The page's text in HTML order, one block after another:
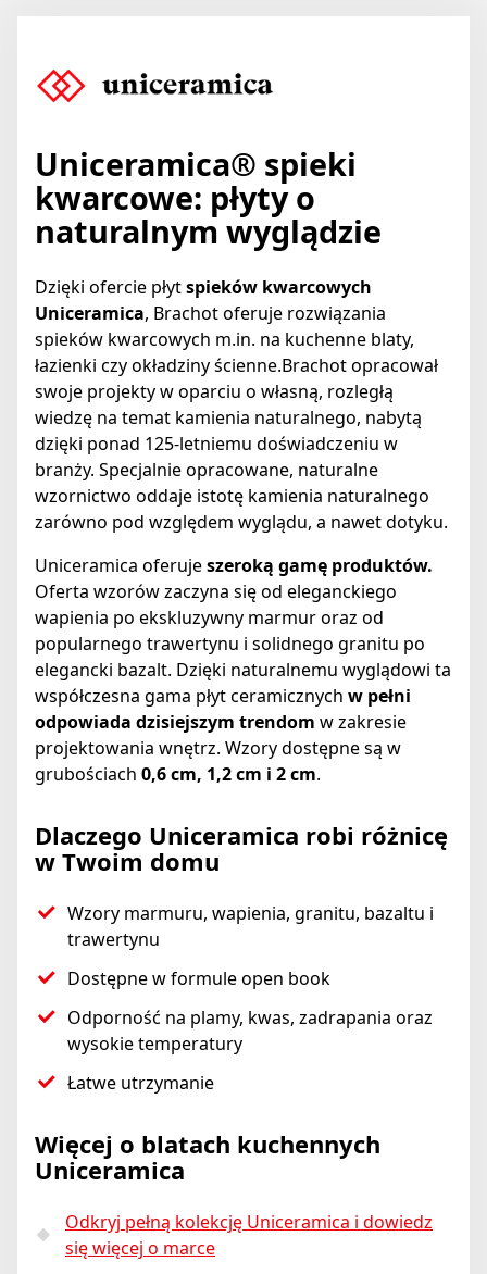
Uniceramica® spieki
kwarcowe: płyty o
naturalnym wyglądzie
Dzięki ofercie płytspieków kwarcowych
Uniceramica, Brachot oferuje rozwiązania
spieków kwarcowych m.in. na kuchenne blaty,
łazienki czy okładziny ścienne.Brachot opracował
swoje projekty w oparciu o własną, rozległą
wiedzę na temat kamienia naturalnego, nabytą
dzięki ponad 125-letniemu doświadczeniu w
branży. Specjalnie opracowane, naturalne
wzornictwo oddaje istotę kamienia naturalnego
zarówno pod względem wyglądu, a nawet dotyku.
Uniceramica oferujeszeroką gamę produktów.
Oferta wzorów zaczyna się od eleganckiego
wapienia po ekskluzywny marmur oraz od
popularnego trawertynu i solidnego granitu po
elegancki bazalt. Dzięki naturalnemu wyglądowi ta
współczesna gama płyt ceramicznych w pełni
odpowiada dzisiejszym trendom w zakresie
projektowania wnętrz. Wzory dostępne są w
grubościach 0,6 cm, 1,2 cm i 2 cm.
Dlaczego Uniceramica robi różnicę
w Twoim domu
Wzory marmuru, wapienia, granitu, bazaltu i
trawertynu
Dostępne w formule open book
Odporność na plamy, kwas, zadrapania oraz
wysokie temperatury
Łatwe utrzymanie
Więcej o blatach kuchennych
Uniceramica
Odkryj pełną kolekcję Uniceramica i dowiedz
się więcej o marce